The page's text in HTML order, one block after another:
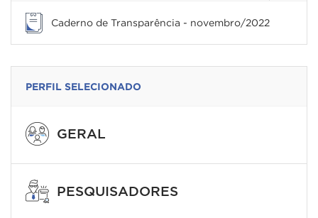
Caderno de Transparência - novembro/2022
PERFIL SELECIONADO
GERAL
PESQUISADORES